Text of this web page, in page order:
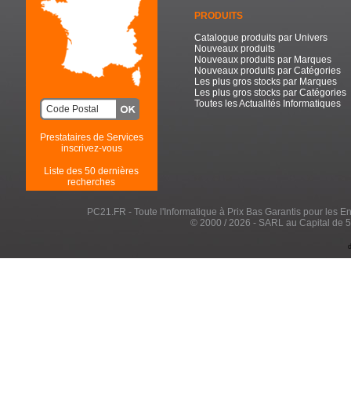
Prestataires de Services
inscrivez-vous
Liste des 50 dernières
recherches
PRODUITS
Catalogue produits par Univers
Nouveaux produits
Nouveaux produits par Marques
Nouveaux produits par Catégories
Les plus gros stocks par Marques
Les plus gros stocks par Catégories
Toutes les Actualités Informatiques
PC21.FR - Toute l'Informatique à Prix Bas Garantis pour les
© 2000 / 2026 - SARL au Capital de